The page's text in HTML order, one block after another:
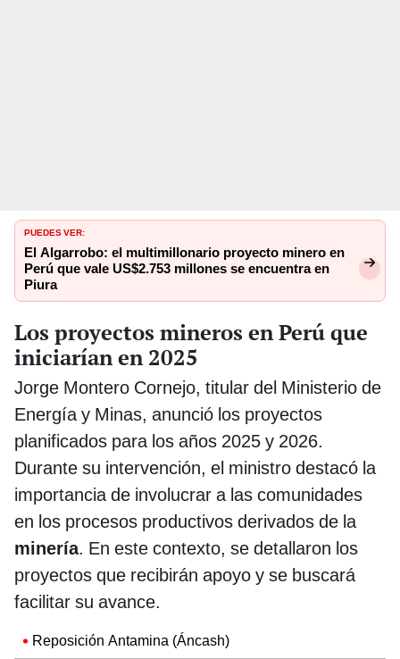
PUEDES VER:
El Algarrobo: el multimillonario proyecto minero en
Perú que vale US$2.753 millones se encuentra en
Piura
Los proyectos mineros en Perú que
iniciarían en 2025
Jorge Montero Cornejo, titular del Ministerio de
Energía y Minas, anunció los proyectos
planificados para los años 2025 y 2026.
Durante su intervención, el ministro destacó la
importancia de involucrar a las comunidades
en los procesos productivos derivados de la
minería. En este contexto, se detallaron los
proyectos que recibirán apoyo y se buscará
facilitar su avance.
Reposición Antamina (Áncash)